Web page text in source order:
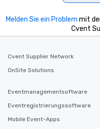
Melden Sie ein Problem mit
Cvent
Cvent Supplier Network
OnSite Solutions
Eventmanagementsoftware
Eventregistrierungssoftware
Mobile Event-Apps